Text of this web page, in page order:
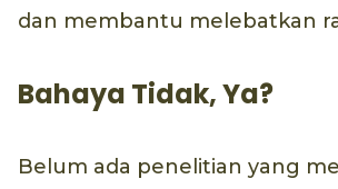
dan membantu melebatkan
Bahaya Tidak, Ya?
Belum ada penelitian yang